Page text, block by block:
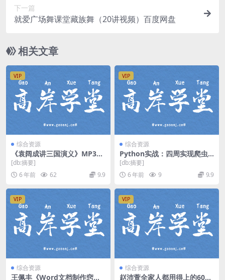
下一篇
就爱广场舞课堂藏族舞（20讲视频）百度网盘
相关文章
VIP
综合资源
《袁阔成讲三国演义》MP3音
频 百度网盘下载
[db:摘要]
6 年前
62 9.9
VIP
综合资源
Python实战：四周实现爬虫
系统（高清视频）百度网盘
[db:摘要]
6 年前
9 9.9
VIP
综合资源
王佩丰《Word文档制作窍
VIP
综合资源
赵沛萱全家人都用得上的60个